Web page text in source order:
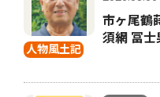
人物風土記
市ヶ尾鶴
須網 冨